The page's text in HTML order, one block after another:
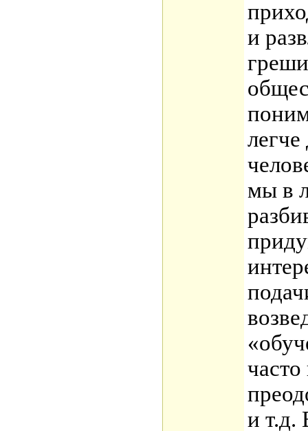
и
мы в
и т.д.